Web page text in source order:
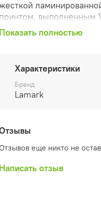
жесткой
принтом, выполненным
Внутренний блок из
изделия 110х205 мм.
Lamark Delight Time -
Отличный вариант
Показать полностью
Характеристики
Бренд
Lamark
Отзывов еще никто не
Написать отзыв